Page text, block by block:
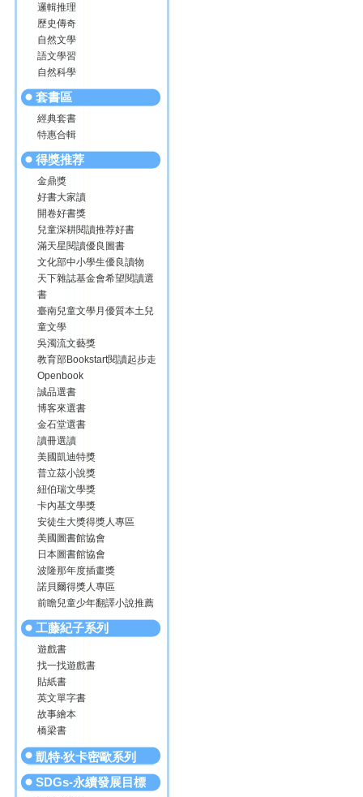
邏輯推理
歷史傳奇
自然文學
語文學習
自然科學
套書區
經典套書
特惠合輯
得獎推荐
金鼎獎
好書大家讀
開卷好書獎
兒童深耕閱讀推荐好書
滿天星閱讀優良圖書
文化部中小學生優良讀物
天下雜誌基金會希望閱讀選
書
臺南兒童文學月優質本土兒
童文學
吳濁流文藝獎
教育部Bookstart閱讀起步走
Openbook
誠品選書
博客來選書
金石堂選書
讀冊選讀
美國凱迪特獎
普立茲小說獎
紐伯瑞文學獎
卡內基文學獎
安徒生大獎得獎人專區
美國圖書館協會
日本圖書館協會
波隆那年度插畫獎
諾貝爾得獎人專區
前瞻兒童少年翻譯小說推薦
工藤紀子系列
遊戲書
找一找遊戲書
貼紙書
英文單字書
故事繪本
橋梁書
凱特‧狄卡密歐系列
SDGs-永續發展目標